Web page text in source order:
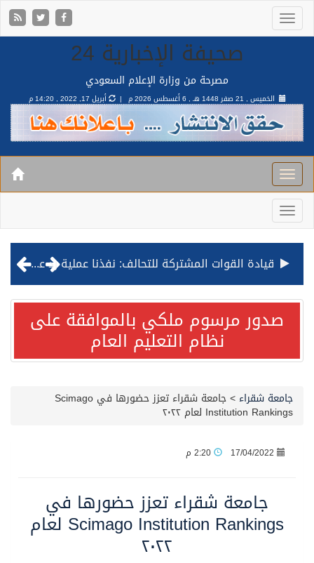
صحيفة الإخبارية 24
مصرحة من وزارة الإعلام السعودي
الخميس , 21 صفر 1448 هـ , 6 أغسطس 2026 م | أبريل 17, 2022 , 14:20 م
قيادة القوات المشتركة للتحالف: نفذنا عملية رد عسكري متناسبة لأهداف عسكرية مشروعة تابعة للمليشيا الحوثية الإرهابية في محافظة الحديدة
مصدر مسؤول بالهيئة العامة للنقل: استهداف السفينة السعودية NCC MASA خلال إبحارها في البحر الأحمر نتج عنه إصابة طفيفة في بدنها صدور مرسوم ملكي بالموافقة على
نظام التعليم العام
جامعة شقراء > جامعة شقراء تعزز حضورها في Scimago
Institution Rankings لعام ٢٠٢٢
17/04/2022
جامعة شقراء تعزز حضورها في
Scimago Institution Rankings لعام
٢٠٢٢